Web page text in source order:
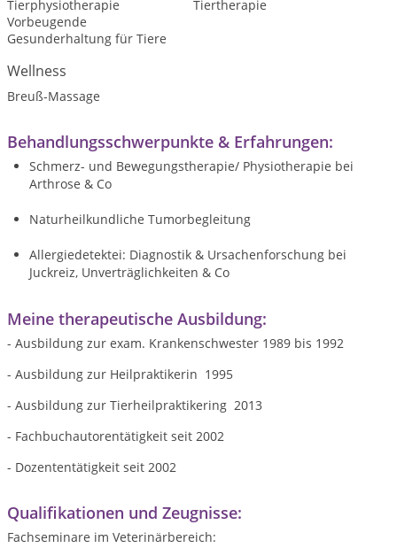
Tierphysiotherapie
Tiertherapie
Vorbeugende
Gesunderhaltung für Tiere
Wellness
Breuß-Massage
Behandlungsschwerpunkte & Erfahrungen:
Schmerz- und Bewegungstherapie/ Physiotherapie bei
Arthrose & Co
Naturheilkundliche Tumorbegleitung
Allergiedetektei: Diagnostik & Ursachenforschung bei
Juckreiz, Unverträglichkeiten & Co
Meine therapeutische Ausbildung:
- Ausbildung zur exam. Krankenschwester 1989 bis 1992
- Ausbildung zur Heilpraktikerin 1995
- Ausbildung zur Tierheilpraktikering 2013
- Fachbuchautorentätigkeit seit 2002
- Dozententätigkeit seit 2002
Qualifikationen und Zeugnisse:
Fachseminare im Veterinärbereich: